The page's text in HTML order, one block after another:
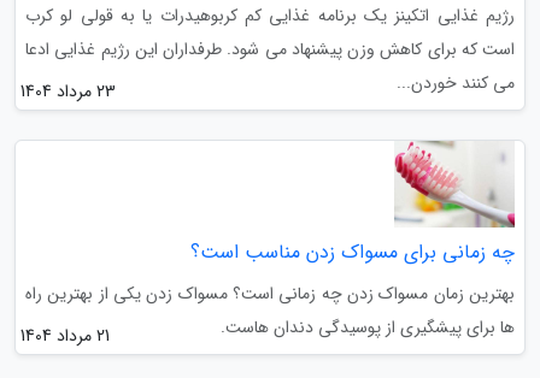
رژیم غذایی اتکینز یک برنامه غذایی کم کربوهیدرات یا به قولی لو کرب
است که برای کاهش وزن پیشنهاد می شود. طرفداران این رژیم غذایی ادعا
می کنند خوردن...
23 مرداد 1404
چه زمانی برای مسواک زدن مناسب است؟
بهترین زمان مسواک زدن چه زمانی است؟ مسواک زدن یکی از بهترین راه
ها برای پیشگیری از پوسیدگی دندان هاست.
21 مرداد 1404